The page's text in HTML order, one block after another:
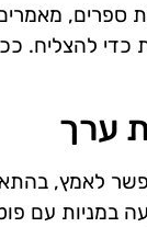
ספרים,
כדי להצליח.
ערך
לאמץ,
במניות עם